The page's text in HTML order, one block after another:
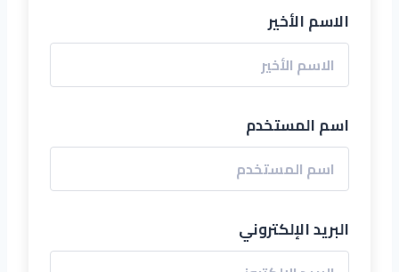
الاسم الأخير
اسم المستخدم
البريد الإلكتروني